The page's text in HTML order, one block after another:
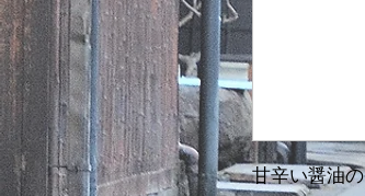
甘辛い醤油